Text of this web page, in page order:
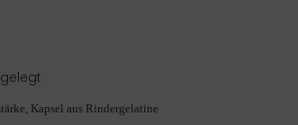
Kapsel aus Rindergelatine